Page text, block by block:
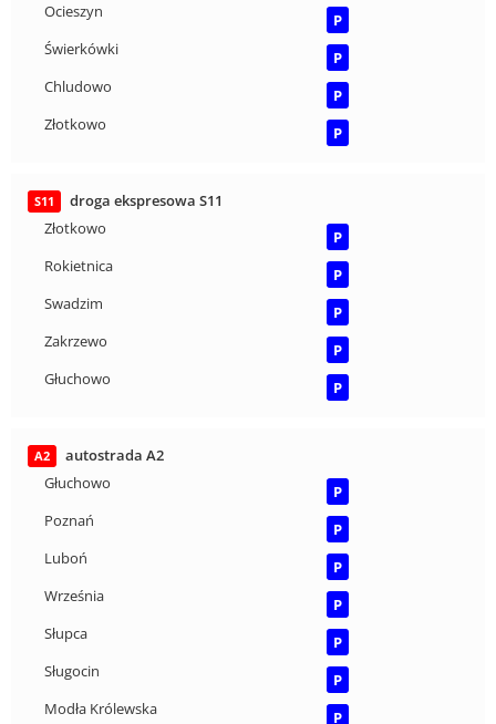
Ocieszyn
P
Świerkówki
P
Chludowo
P
Złotkowo
P
S11
droga ekspresowa S11
Złotkowo
P
Rokietnica
P
Swadzim
P
Zakrzewo
P
Głuchowo
P
A2
autostrada A2
Głuchowo
P
Poznań
P
Luboń
P
Września
P
Słupca
P
Sługocin
P
Modła Królewska
P